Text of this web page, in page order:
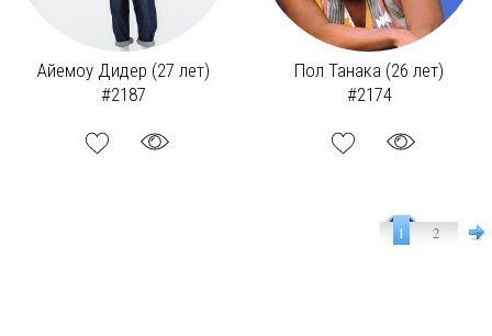
Айемоу Дидер (27 лет)
#2187
Пол Танака (26 лет)
#2174
1 2